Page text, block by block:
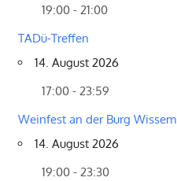
19:00 - 21:00
TADü-Treffen
14. August 2026
17:00 - 23:59
Weinfest an der Burg Wissem
14. August 2026
19:00 - 23:30